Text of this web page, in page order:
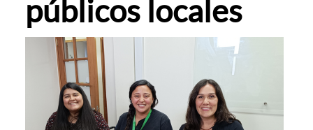
públicos locales